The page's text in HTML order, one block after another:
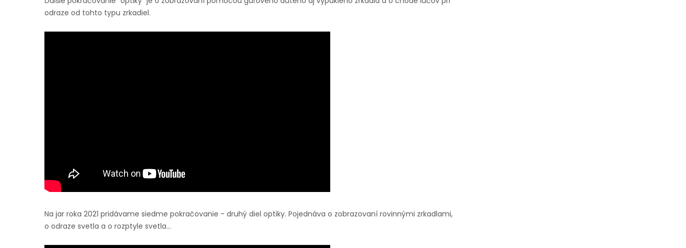
odraze od tohto typu zrkadiel.
Na jar roka 2021 pridávame siedme pokračovanie - druhý diel optiky. Pojednáva o zobrazovaní rovinnými zrkadlami,
o odraze svetla a o rozptyle svetla...